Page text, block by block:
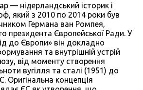
— нідерландський історик і
який з 2010 по 2014 роки був
Германа ван Ромпея,
президента Європейської Ради. У
до Європи» він докладно
та внутрішній устрій
від моменту створення
вугілля та сталі (1951) до
Оригінальна концепція